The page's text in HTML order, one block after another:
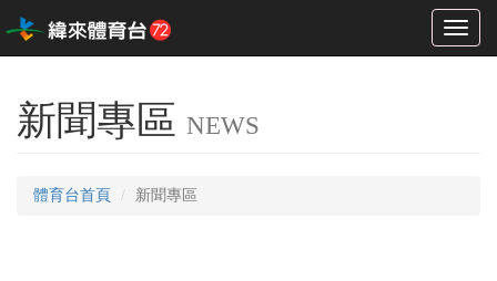
Toggle
新聞專區 NEWS
體育台首頁 新聞專區